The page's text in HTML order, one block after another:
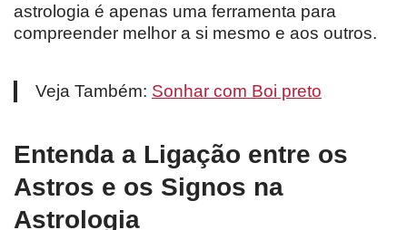
astrologia é apenas uma ferramenta para
compreender melhor a si mesmo e aos outros.
Veja Também: Sonhar com Boi preto
Entenda a Ligação entre os
Astros e os Signos na
Astrologia